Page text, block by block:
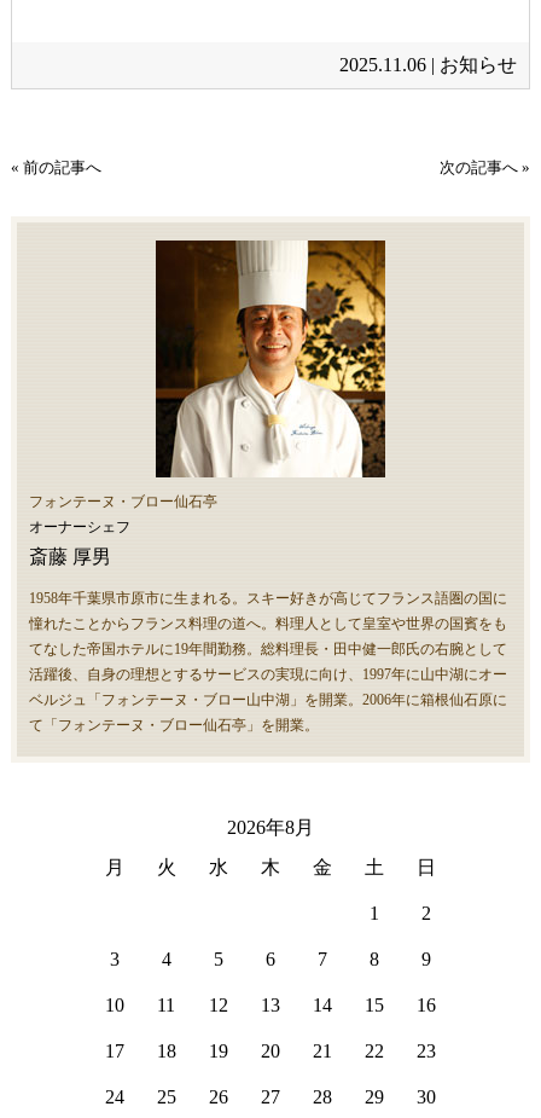
2025.11.06 | お知らせ
« 前の記事へ 次の記事へ »
フォンテーヌ・ブロー仙石亭
オーナーシェフ
斎藤 厚男
1958年千葉県市原市に生まれる。スキー好きが高じてフランス語圏の国に
憧れたことからフランス料理の道へ。料理人として皇室や世界の国賓をも
てなした帝国ホテルに19年間勤務。総料理長・田中健一郎氏の右腕として
活躍後、自身の理想とするサービスの実現に向け、1997年に山中湖にオー
ベルジュ「フォンテーヌ・ブロー山中湖」を開業。2006年に箱根仙石原に
て「フォンテーヌ・ブロー仙石亭」を開業。
2026年8月
月
火 水 木 金 土 日
1 2
3 4 5 6 7 8 9
10 11 12 13 14 15 16
17 18 19 20 21 22 23
24 25 26 27 28 29 30